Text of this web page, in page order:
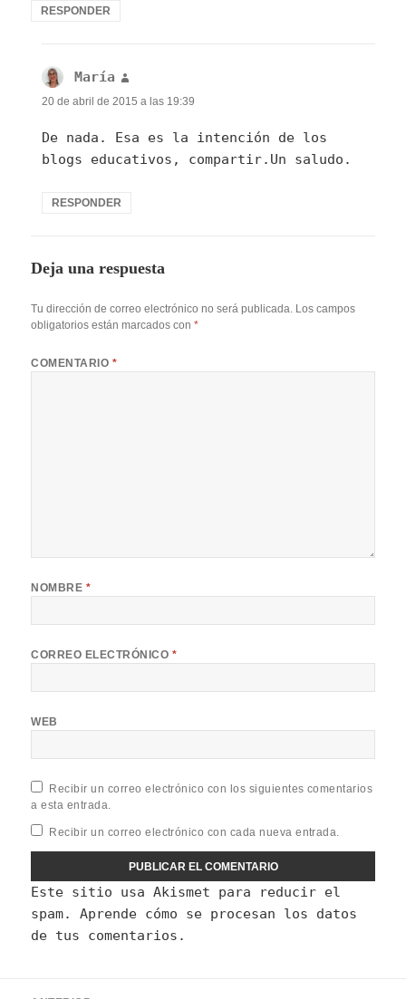
RESPONDER
María
20 de abril de 2015 a las 19:39
De nada. Esa es la intención de los
blogs educativos, compartir.Un saludo.
RESPONDER
Deja una respuesta
Tu dirección de correo electrónico no será publicada. Los campos
obligatorios están marcados con*
COMENTARIO *
NOMBRE *
CORREO ELECTRÓNICO *
WEB
Recibir un correo electrónico con los siguientes comentarios
a esta entrada.
Recibir un correo electrónico con cada nueva entrada.
Este sitio usa Akismet para reducir el
spam.Aprende cómo se procesan los datos
de tus comentarios.